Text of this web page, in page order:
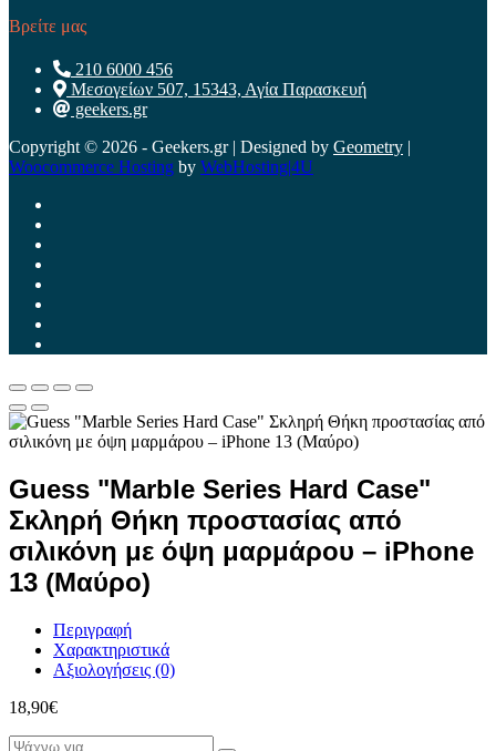
Βρείτε μας
210 6000 456
Μεσογείων 507, 15343, Αγία Παρασκευή
geekers.gr
Copyright © 2026 - Geekers.gr | Designed by Geometry |
Woocommerce Hosting by WebHosting|4U
Guess "Marble Series Hard Case"
Σκληρή Θήκη προστασίας από
σιλικόνη με όψη μαρμάρου – iPhone
13 (Μαύρο)
Περιγραφή
Χαρακτηριστικά
Αξιολογήσεις (0)
18,90€